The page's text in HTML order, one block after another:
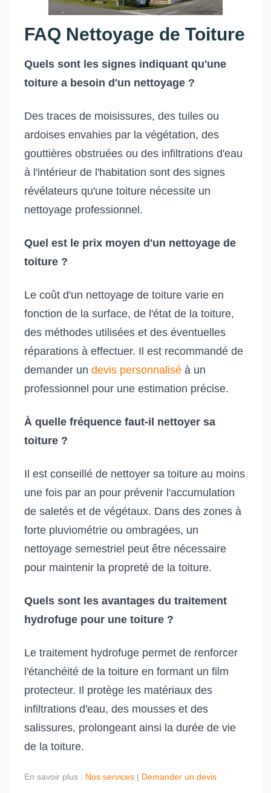
FAQ Nettoyage de Toiture
Quels sont les signes indiquant qu'une
toiture a besoin d'un nettoyage ?
Des traces de moisissures, des tuiles ou
ardoises envahies par la végétation, des
gouttières obstruées ou des infiltrations d'eau
à l'intérieur de l'habitation sont des signes
révélateurs qu'une toiture nécessite un
nettoyage professionnel.
Quel est le prix moyen d'un nettoyage de
toiture ?
Le coût d'un nettoyage de toiture varie en
fonction de la surface, de l'état de la toiture,
des méthodes utilisées et des éventuelles
réparations à effectuer. Il est recommandé de
demander un devis personnalisé à un
professionnel pour une estimation précise.
À quelle fréquence faut-il nettoyer sa
toiture ?
Il est conseillé de nettoyer sa toiture au moins
une fois par an pour prévenir l'accumulation
de saletés et de végétaux. Dans des zones à
forte pluviométrie ou ombragées, un
nettoyage semestriel peut être nécessaire
pour maintenir la propreté de la toiture.
Quels sont les avantages du traitement
hydrofuge pour une toiture ?
Le traitement hydrofuge permet de renforcer
l'étanchéité de la toiture en formant un film
protecteur. Il protège les matériaux des
infiltrations d'eau, des mousses et des
salissures, prolongeant ainsi la durée de vie
de la toiture.
En savoir plus : Nos services | Demander un devis